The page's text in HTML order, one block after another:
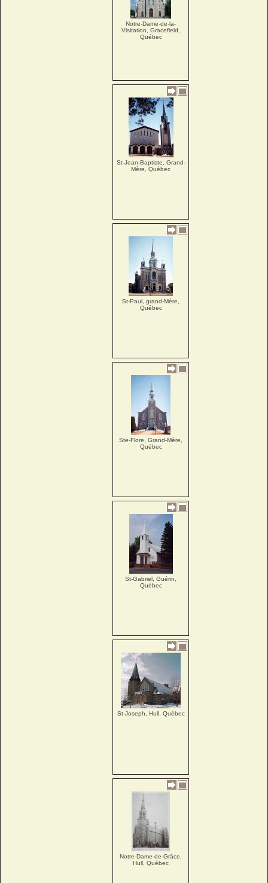
Notre-Dame-de-la-
Visitation, Gracefield,
Québec
St-Jean-Baptiste, Grand-
Mère, Québec
St-Paul, grand-Mère,
Québec
Ste-Flore, Grand-Mère,
Québec
St-Gabriel, Guérin,
Québec
St-Joseph, Hull, Québec
Notre-Dame-de-Grâce,
Hull, Québec